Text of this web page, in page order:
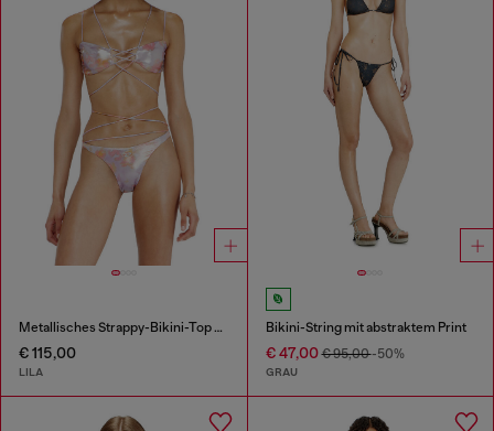
Metallisches Strappy-Bikini-Top mit Blumenprint
€ 115,00
LILA
Bikini-String mit abstraktem Print
€ 47,00€ 95,00-50%
GRAU